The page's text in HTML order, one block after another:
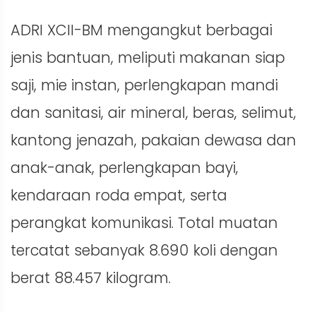
ADRI XCII-BM mengangkut berbagai
jenis bantuan, meliputi makanan siap
saji, mie instan, perlengkapan mandi
dan sanitasi, air mineral, beras, selimut,
kantong jenazah, pakaian dewasa dan
anak-anak, perlengkapan bayi,
kendaraan roda empat, serta
perangkat komunikasi. Total muatan
tercatat sebanyak 8.690 koli dengan
berat 88.457 kilogram.